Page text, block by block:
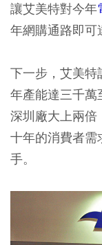
讓艾美特對今年
年網購通路即可
下一步，艾美特
年產能達三千萬
深圳廠大上兩倍
十年的消費者需
手。